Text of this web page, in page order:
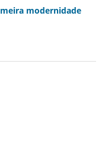
modernidade